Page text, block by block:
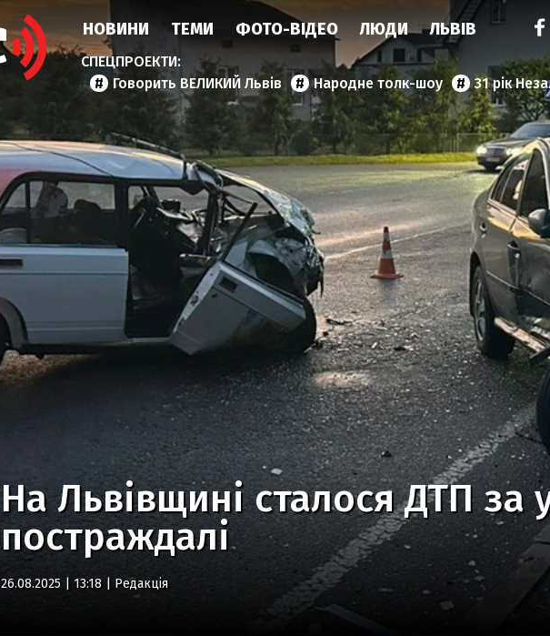
НОВИНИ ТЕМИ ФОТО-ВІДЕО ЛЮДИ ЛЬВІВ
Говорить ВЕЛИКИЙ Львів Народне толк-шоу 31 рік
На Львівщині сталося ДТП за
постраждалі
26.08.2025 | 13:18 | Редакція